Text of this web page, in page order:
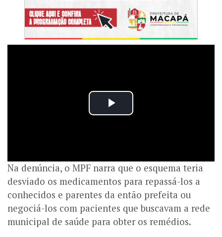
Na denúncia, o MPF narra que o esquema teria
desviado os medicamentos para repassá-los a
conhecidos e parentes da então prefeita ou
negociá-los com pacientes que buscavam a rede
municipal de saúde para obter os remédios.